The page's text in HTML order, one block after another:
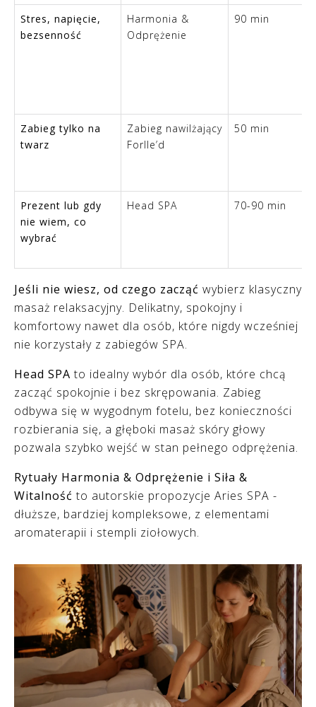
Stres, napięcie,
bezsenność
Harmonia &
Odprężenie
90 min
Zabieg tylko na
twarz
Zabieg nawilżający
Forlle’d
50 min
Prezent lub gdy
nie wiem, co
wybrać
Head SPA 70-90 min
Jeśli nie wiesz, od czego zacząć wybierz klasyczny
masaż relaksacyjny. Delikatny, spokojny i
komfortowy nawet dla osób, które nigdy wcześniej
nie korzystały z zabiegów SPA.
Head SPA to idealny wybór dla osób, które chcą
zacząć spokojnie i bez skrępowania. Zabieg
odbywa się w wygodnym fotelu, bez konieczności
rozbierania się, a głęboki masaż skóry głowy
pozwala szybko wejść w stan pełnego odprężenia.
Rytuały Harmonia & Odprężenie i Siła &
Witalność to autorskie propozycje Aries SPA -
dłuższe, bardziej kompleksowe, z elementami
aromaterapii i stempli ziołowych.